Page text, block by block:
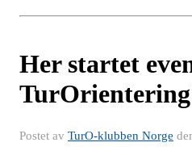
Her startet
Postet av TurO-klubben Norge